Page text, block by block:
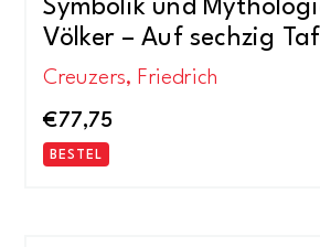
Symbolik und
Völker – Auf sechzig
Creuzers, Friedrich
€77,75
BESTEL